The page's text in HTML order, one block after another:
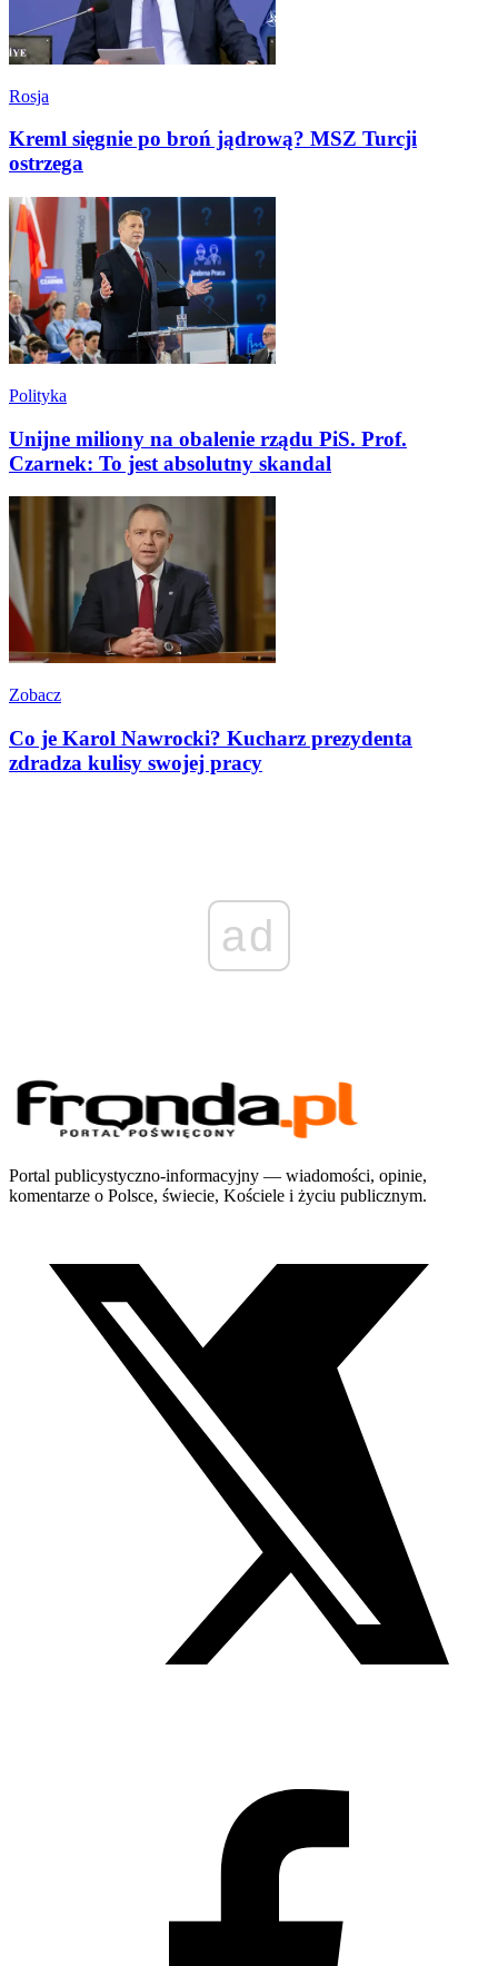
Rosja
Kreml sięgnie po broń jądrową? MSZ Turcji
ostrzega
Polityka
Unijne miliony na obalenie rządu PiS. Prof.
Czarnek: To jest absolutny skandal
Zobacz
Co je Karol Nawrocki? Kucharz prezydenta
zdradza kulisy swojej pracy
ad
Portal publicystyczno-informacyjny — wiadomości, opinie,
komentarze o Polsce, świecie, Kościele i życiu publicznym.